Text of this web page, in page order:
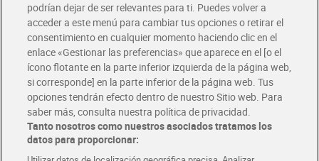
Únete al CLUB Dia
Disfruta las ventajas y ofertas exclusivas.
Descárgate la APP Dia
Folletos y Tiendas
Descubre las mejores ofertas y busca tu tienda más cercana
Tarjeta MaX Dia
Te devuelve hasta 8€/mes de tus compras.
¡Solicita tu tarjeta de crédito aquí!
podrían dejar de ser relevantes para ti. Puedes volver a
acceder a este menú para cambiar tus opciones o retirar el
consentimiento en cualquier momento haciendo clic en el
enlace «Gestionar las preferencias» que aparece en el [o el
ícono flotante en la parte inferior izquierda de la página web,
si corresponde] en la parte inferior de la página web. Tus
opciones tendrán efecto dentro de nuestro Sitio web. Para
saber más, consulta nuestra política de privacidad.
Tanto nosotros como nuestros asociados tratamos los
datos para proporcionar: